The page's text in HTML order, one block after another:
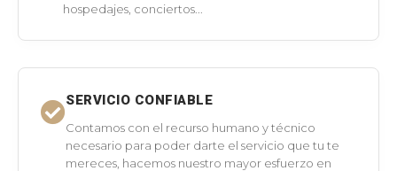
hospedajes, conciertos...
SERVICIO CONFIABLE
Contamos con el recurso humano y técnico
necesario para poder darte el servicio que tu te
mereces, hacemos nuestro mayor esfuerzo en